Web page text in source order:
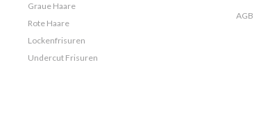
Graue Haare
Rote Haare
Lockenfrisuren
Undercut Frisuren
AGB